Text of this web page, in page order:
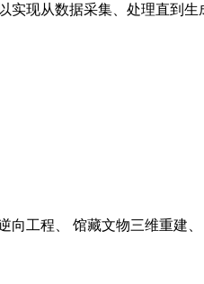
实现从数据采集、处理直到
向工程、 馆藏文物三维重建